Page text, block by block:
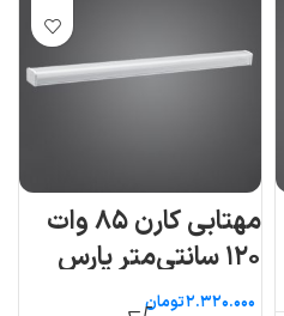
مهتابی کارن ۸۵ وات
۱۲۰ سانتی‌متر پارس
شعاع توس
تومان